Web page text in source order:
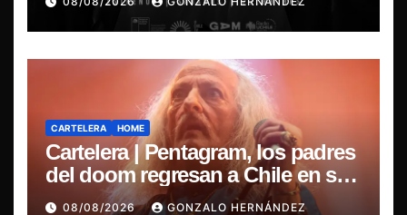
nacional
CARTELERA HOME
Cartelera | Pentagram, los padres
del doom regresan a Chile en su
última misa
08/08/2026 GONZALO HERNÁNDEZ